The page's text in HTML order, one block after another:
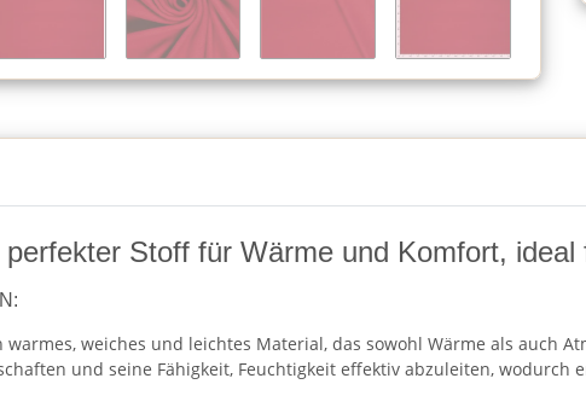
Stoff für Wärme und Komfort,
warmes, weiches und leichtes Material, das sowohl Wärme als auch
und seine Fähigkeit, Feuchtigkeit effektiv abzuleiten, wodurch